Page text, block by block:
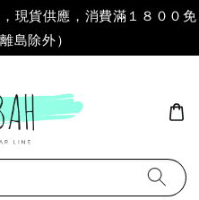
現貨供應，消費滿１８００免
島除外）